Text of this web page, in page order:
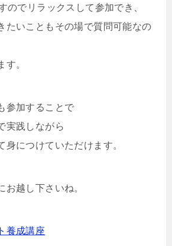
のでリラックスして参加でき、
たいこともその場で質問可能なの
す。
参加することで
実践しながら
身につけていただけます。
お越し下さいね。
養成講座